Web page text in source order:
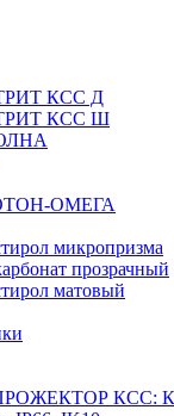
КСС Д
КСС Ш
ОМЕГА
микропризма
прозрачный
матовый
КСС: